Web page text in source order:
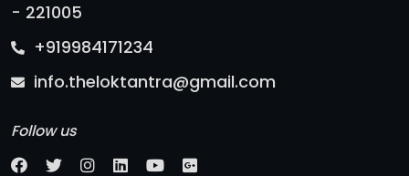
- 221005
+919984171234
info.theloktantra@gmail.com
Follow us